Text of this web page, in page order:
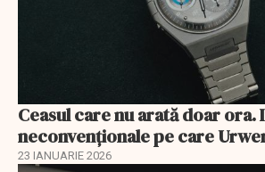
Ceasul care nu arată doar
neconvenționale pe care
23 IANUARIE 2026